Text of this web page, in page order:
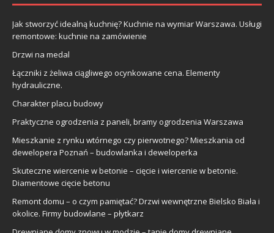
Jak stworzyć idealną kuchnię? Kuchnie na wymiar Warszawa. Usługi
remontowe: kuchnie na zamówienie
Drzwi na medal
Łączniki z żeliwa ciągliwego ocynkowane cena. Elementy
hydrauliczne.
Charakter placu budowy
Praktyczne ogrodzenia z paneli, bramy ogrodzenia Warszawa
Mieszkanie z rynku wtórnego czy pierwotnego? Mieszkania od
dewelopera Poznań – budowlanka i deweloperka
Skuteczne wiercenie w betonie – cięcie i wiercenie w betonie.
Diamentowe cięcie betonu
Remont domu – o czym pamiętać? Drzwi wewnętrzne Bielsko Biała i
okolice. Firmy budowlane – płytkarz